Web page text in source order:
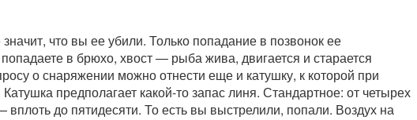
что вы ее убили. Только попадание в позвонок ее
в брюхо, хвост — рыба жива, двигается и старается
о снаряжении можно отнести еще и катушку, к которой при
предполагает какой-то запас линя. Стандартное: от четырех
вплоть до пятидесяти. То есть вы выстрелили, попали. Воздух на